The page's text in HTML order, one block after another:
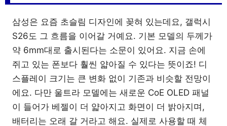
삼성은 요즘 초슬림 디자인에 꽂혀 있는데요, 갤럭시
S26도 그 흐름을 이어갈 거예요. 기본 모델의 두께가
약 6mm대로 출시된다는 소문이 있어요. 지금 손에
쥐고 있는 폰보다 훨씬 얇아질 수 있다는 뜻이죠! 디
스플레이 크기는 큰 변화 없이 기존과 비슷할 전망이
에요. 다만 울트라 모델에는 새로운 CoE OLED 패널
이 들어가 베젤이 더 얇아지고 화면이 더 밝아지며,
배터리는 오래 갈 거라고 해요. 실제로 사용할 때 체